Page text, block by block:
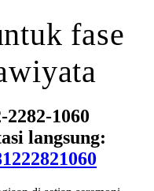
fase
1060
langsung: